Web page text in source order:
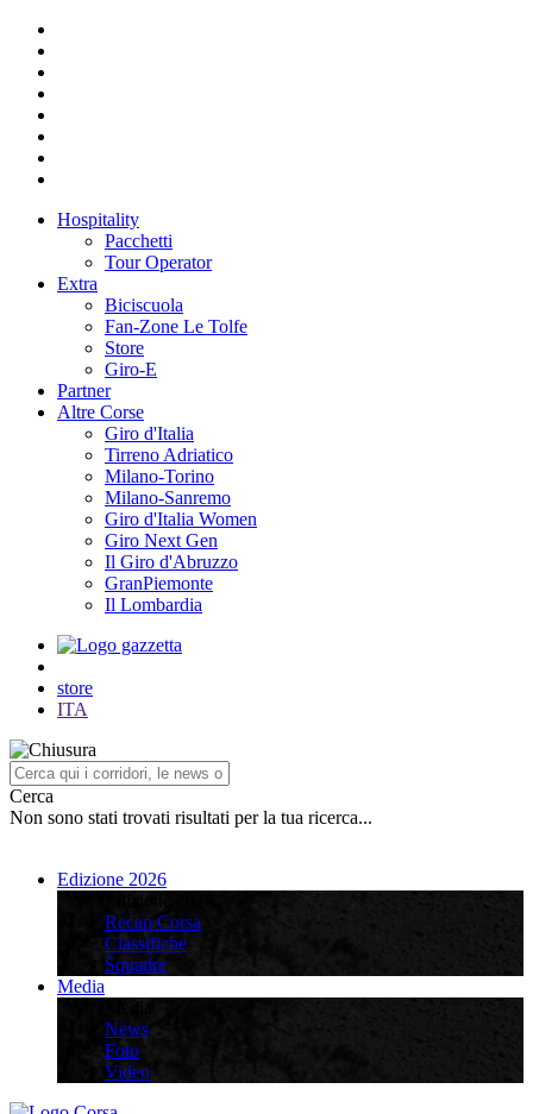
Hospitality
Pacchetti
Tour Operator
Extra
Biciscuola
Fan-Zone Le Tolfe
Store
Giro-E
Partner
Altre Corse
Giro d'Italia
Tirreno Adriatico
Milano-Torino
Milano-Sanremo
Giro d'Italia Women
Giro Next Gen
Il Giro d'Abruzzo
GranPiemonte
Il Lombardia
store
ITA
Cerca
Non sono stati trovati risultati per la tua ricerca...
Edizione 2026
Recap Corsa
Classifiche
Squadre
Media
News
Foto
Video